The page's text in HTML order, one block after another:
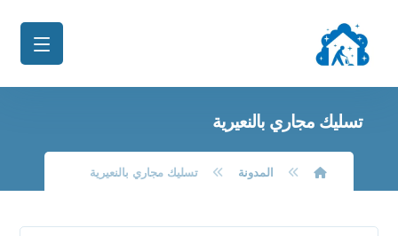
تسليك مجاري بالنعيرية
المدونة تسليك مجاري بالنعيرية